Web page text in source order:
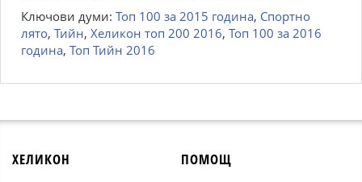
Ключови думи: Топ 100 за 2015 година, Спортно
лято, Тийн, Хеликон топ 200 2016, Топ 100 за 2016
година, Топ Тийн 2016
ХЕЛИКОН ПОМОЩ